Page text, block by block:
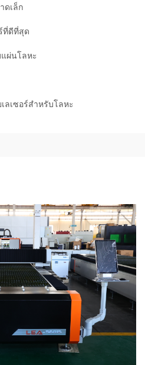
ดเล็ก
ที่ดีที่สุด
ผ่นโลหะ
ลเซอร์สำหรับโลหะ